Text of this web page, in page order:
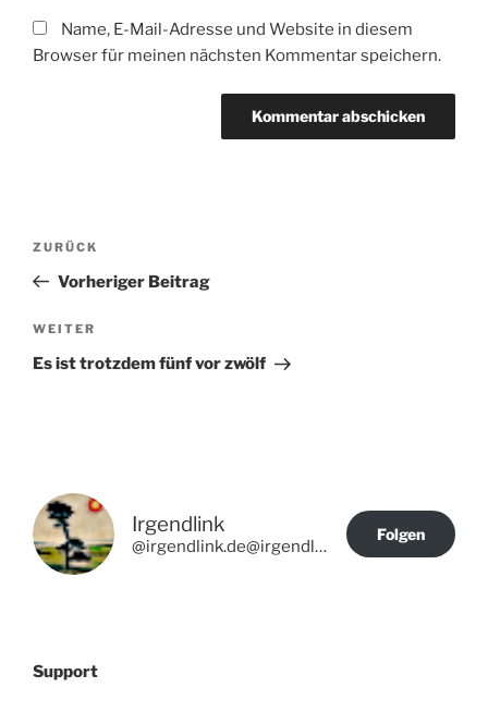
Name, E-Mail-Adresse und Website in diesem
Browser für meinen nächsten Kommentar speichern.
Beitragsnavigation
Vorheriger
Beitrag
ZURÜCK
Vorheriger Beitrag
Nächster
Beitrag
WEITER
Es ist trotzdem fünf vor zwölf
Irgendlink
@irgendlink.de@irgendlink.de
Folgen
Support